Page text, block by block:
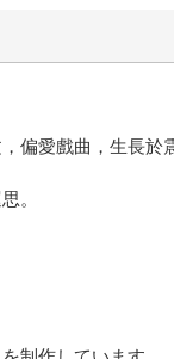
偏愛戲曲，生長於
。